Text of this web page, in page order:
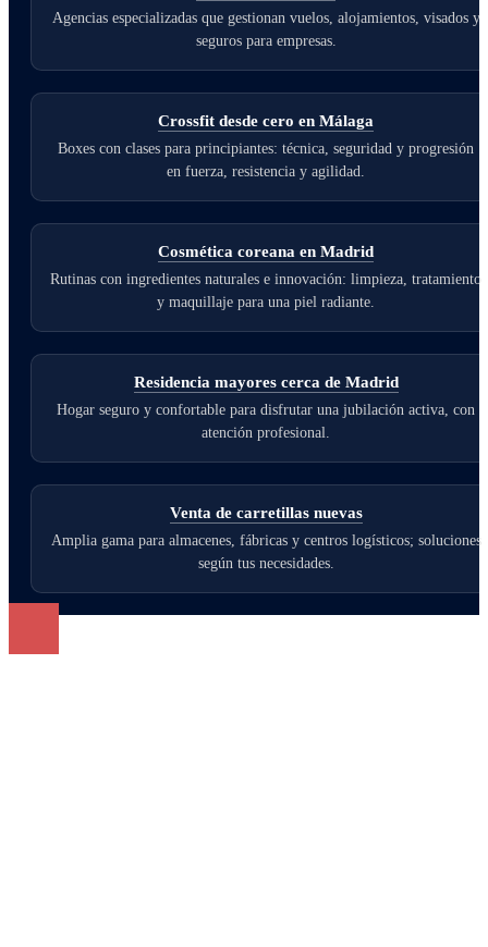
Agencias especializadas que gestionan vuelos, alojamientos, visados y
seguros para empresas.
Crossfit desde cero en Málaga
Boxes con clases para principiantes: técnica, seguridad y progresión
en fuerza, resistencia y agilidad.
Cosmética coreana en Madrid
Rutinas con ingredientes naturales e innovación: limpieza, tratamiento
y maquillaje para una piel radiante.
Residencia mayores cerca de Madrid
Hogar seguro y confortable para disfrutar una jubilación activa, con
atención profesional.
Venta de carretillas nuevas
Amplia gama para almacenes, fábricas y centros logísticos; soluciones
según tus necesidades.